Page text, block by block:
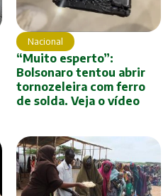
Nacional
“Muito esperto”:
Bolsonaro tentou abrir
tornozeleira com ferro
de solda. Veja o vídeo